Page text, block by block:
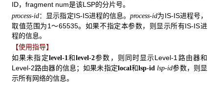
ID，fragment num是该LSP的分片号。
process-id：显示指定IS-IS进程的信息。process-id为IS-IS进程号，
取值范围为1～65535。如果不指定本参数，则显示所有IS-IS进
程的信息。
【使用指导】
如果未指定level-1和level-2参数，则同时显示Level-1路由器和
Level-2路由器的信息；如果未指定local和lsp-id lsp-id参数，则显
示所有网络的信息。